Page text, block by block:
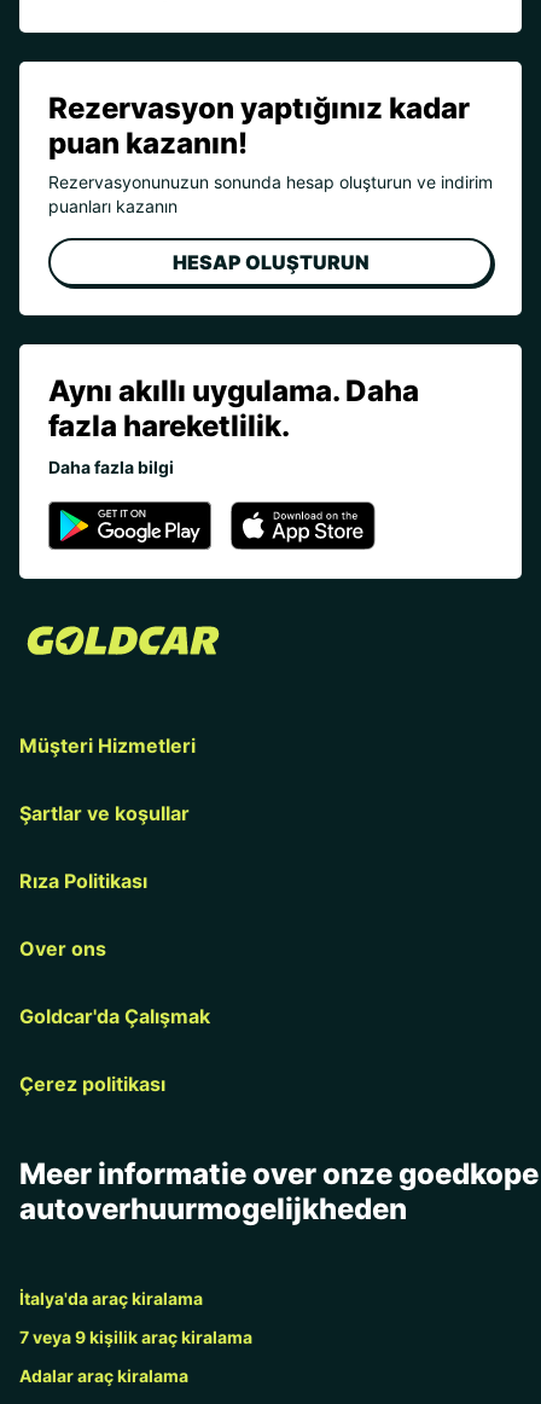
Rezervasyon yaptığınız kadar
puan kazanın!
Rezervasyonunuzun sonunda hesap oluşturun ve indirim
puanları kazanın
HESAP OLUŞTURUN
Aynı akıllı uygulama. Daha
fazla hareketlilik.
Daha fazla bilgi
Müşteri Hizmetleri
Şartlar ve koşullar
Rıza Politikası
Over ons
Goldcar'da Çalışmak
Çerez politikası
Meer informatie over onze goedkope
autoverhuurmogelijkheden
İtalya'da araç kiralama
7 veya 9 kişilik araç kiralama
Adalar araç kiralama